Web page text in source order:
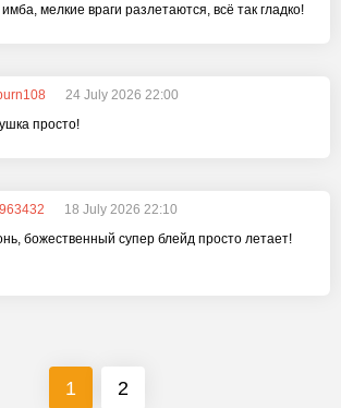
мелкие враги разлетаются, всё так гладко!
24 July 2026 22:00
просто!
18 July 2026 22:10
божественный супер блейд просто летает!
1 2